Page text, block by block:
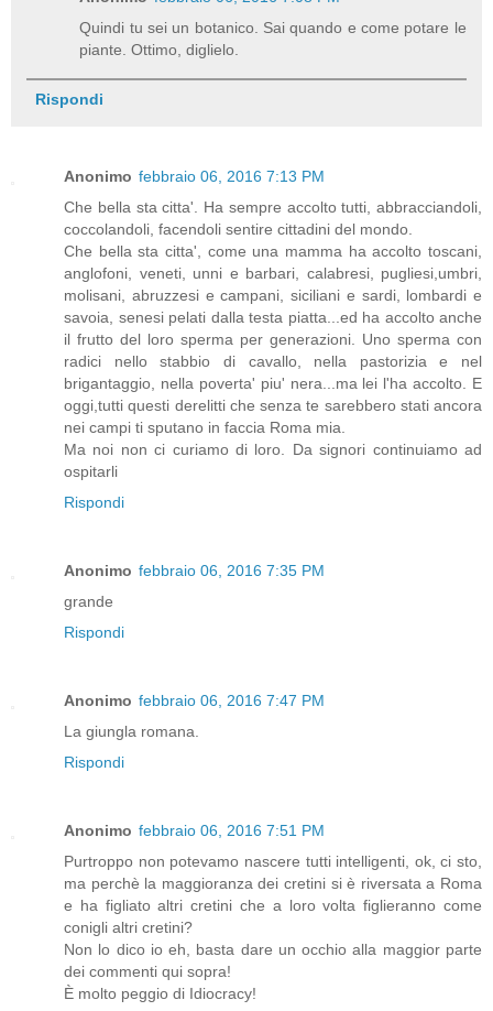
Quindi tu sei un botanico. Sai quando e come potare le
piante. Ottimo, diglielo.
Rispondi
Anonimo febbraio 06, 2016 7:13 PM
Che bella sta citta'. Ha sempre accolto tutti, abbracciandoli,
coccolandoli, facendoli sentire cittadini del mondo.
Che bella sta citta', come una mamma ha accolto toscani,
anglofoni, veneti, unni e barbari, calabresi, pugliesi,umbri,
molisani, abruzzesi e campani, siciliani e sardi, lombardi e
savoia, senesi pelati dalla testa piatta...ed ha accolto anche
il frutto del loro sperma per generazioni. Uno sperma con
radici nello stabbio di cavallo, nella pastorizia e nel
brigantaggio, nella poverta' piu' nera...ma lei l'ha accolto. E
oggi,tutti questi derelitti che senza te sarebbero stati ancora
nei campi ti sputano in faccia Roma mia.
Ma noi non ci curiamo di loro. Da signori continuiamo ad
ospitarli
Rispondi
Anonimo febbraio 06, 2016 7:35 PM
grande
Rispondi
Anonimo febbraio 06, 2016 7:47 PM
La giungla romana.
Rispondi
Anonimo febbraio 06, 2016 7:51 PM
Purtroppo non potevamo nascere tutti intelligenti, ok, ci sto,
ma perchè la maggioranza dei cretini si è riversata a Roma
e ha figliato altri cretini che a loro volta figlieranno come
conigli altri cretini?
Non lo dico io eh, basta dare un occhio alla maggior parte
dei commenti qui sopra!
È molto peggio di Idiocracy!